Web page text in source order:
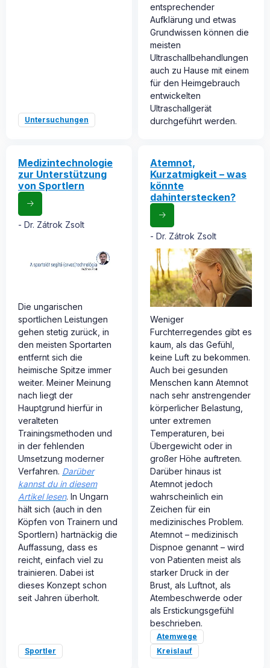
Untersuchungen
entsprechender
Aufklärung und etwas
Grundwissen können die
meisten
Ultraschallbehandlungen
auch zu Hause mit einem
für den Heimgebrauch
entwickelten
Ultraschallgerät
durchgeführt werden.
Medizintechnologie
zur Unterstützung
von Sportlern
Dr. Zátrok Zsolt
Die ungarischen
sportlichen Leistungen
gehen stetig zurück, in
den meisten Sportarten
entfernt sich die
heimische Spitze immer
weiter. Meiner Meinung
nach liegt der
Hauptgrund hierfür in
veralteten
Trainingsmethoden und
in der fehlenden
Umsetzung moderner
Verfahren. Darüber
kannst du in diesem
Artikel lesen. In Ungarn
hält sich (auch in den
Köpfen von Trainern und
Sportlern) hartnäckig die
Auffassung, dass es
reicht, einfach viel zu
trainieren. Dabei ist
dieses Konzept schon
seit Jahren überholt.
Sportler
Atemnot,
Kurzatmigkeit – was
könnte
dahinterstecken?
Dr. Zátrok Zsolt
Weniger
Furchterregendes gibt es
kaum, als das Gefühl,
keine Luft zu bekommen.
Auch bei gesunden
Menschen kann Atemnot
nach sehr anstrengender
körperlicher Belastung,
unter extremen
Temperaturen, bei
Übergewicht oder in
großer Höhe auftreten.
Darüber hinaus ist
Atemnot jedoch
wahrscheinlich ein
Zeichen für ein
medizinisches Problem.
Atemnot – medizinisch
Dispnoe genannt – wird
von Patienten meist als
starker Druck in der
Brust, als Luftnot, als
Atembeschwerde oder
als Erstickungsgefühl
beschrieben.
Atemwege
Kreislauf